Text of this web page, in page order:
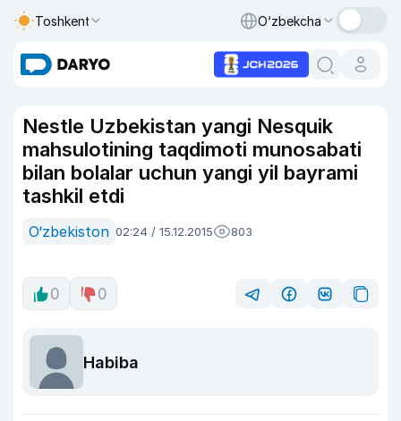
Toshkent O‘zbekcha
Nestle Uzbekistan yangi Nesquik
mahsulotining taqdimoti munosabati
bilan bolalar uchun yangi yil bayrami
tashkil etdi
O‘zbekiston 02:24 / 15.12.2015 803
0 0
Habiba